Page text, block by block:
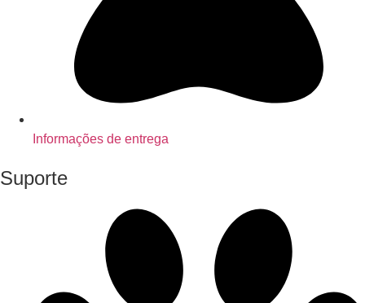
Informações de entrega
Suporte